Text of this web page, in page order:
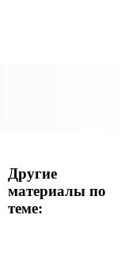
Другие
материалы по
теме: